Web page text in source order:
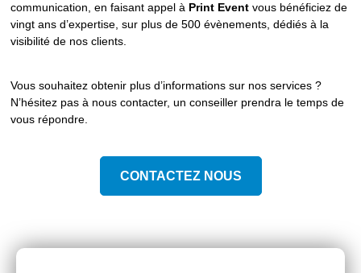
communication, en faisant appel à Print Event vous bénéficiez de
vingt ans d’expertise, sur plus de 500 évènements, dédiés à la
visibilité de nos clients.
Vous souhaitez obtenir plus d’informations sur nos services ?
N’hésitez pas à nous contacter, un conseiller prendra le temps de
vous répondre.
CONTACTEZ NOUS